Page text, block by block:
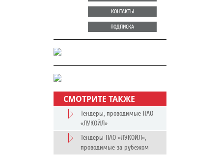
КОНТАКТЫ
ПОДПИСКА
СМОТРИТЕ ТАКЖЕ
Тендеры, проводимые ПАО
«ЛУКОЙЛ»
Тендеры ПАО «ЛУКОЙЛ»,
проводимые за рубежом